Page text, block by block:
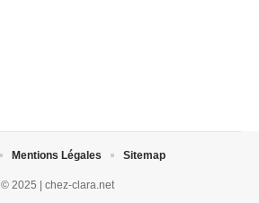
© 2025 | chez-clara.net
Mentions Légales Sitemap